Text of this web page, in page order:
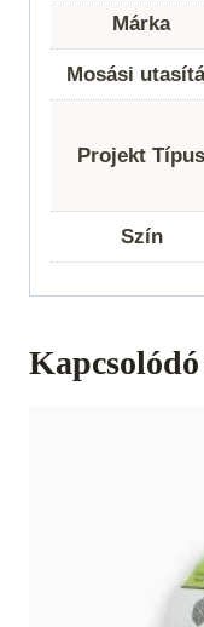
Márka
Mosási
Projekt Típus
Szín